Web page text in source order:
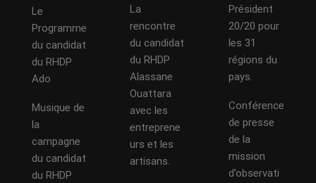
Le
Programme
du candidat
du RHDP
Ado
Musique de
la
campagne
du candidat
du RHDP
La
rencontre
du candidat
du RHDP
Alassane
Ouattara
avec les
entreprene
urs et les
artisans.
Président
20/20 pour
les 31
régions du
pays.
Conférence
de presse
de la
mission
d’observati